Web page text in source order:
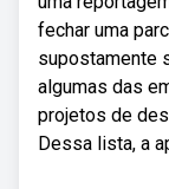
fechar uma
supostamente
algumas das
projetos de
Dessa lista, a